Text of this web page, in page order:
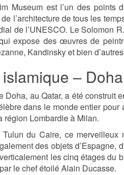
Museum est l’un des points
l’architecture de tous les
de l’UNESCO. Le Solomon
expose des œuvres de
Kandinsky et bien
– Doha
Doha, au Qatar, a été construit
dans le monde entier
région Lombardie à Milan.
du Caire, ce merveilleux
des objets d’Espagne,
les cinq étages du
le chef étoilé Alain Ducasse.